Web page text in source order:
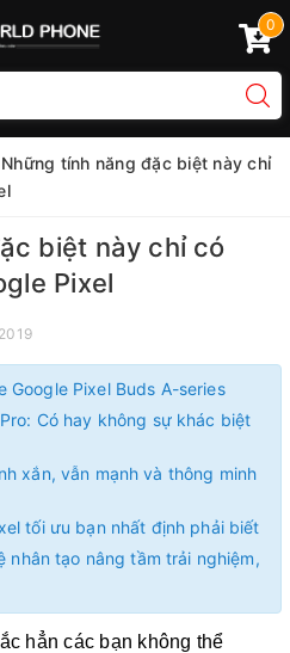
0
Những tính năng đặc biệt này chỉ
biệt này chỉ có
Pixel
Google Pixel Buds A-series
Có hay không sự khác biệt
xắn, vẫn mạnh và thông minh
tối ưu bạn nhất định phải biết
nhân tạo nâng tầm trải nghiệm,
hẳn các bạn không thể